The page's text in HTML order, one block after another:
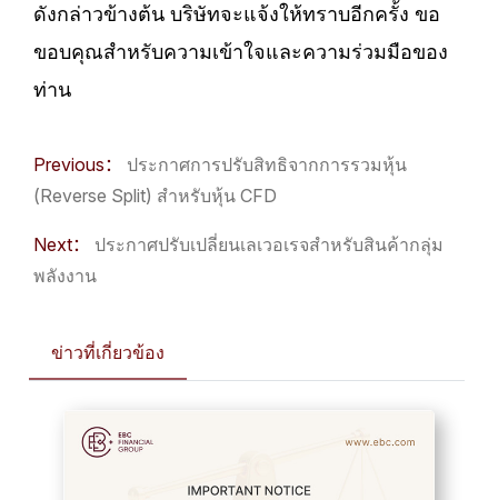
ดังกล่าวข้างต้น บริษัทจะแจ้งให้ทราบอีกครั้ง ขอ
ขอบคุณสำหรับความเข้าใจและความร่วมมือของ
ท่าน
Previous：
ประกาศการปรับสิทธิจากการรวมหุ้น
(Reverse Split) สำหรับหุ้น CFD
Next：
ประกาศปรับเปลี่ยนเลเวอเรจสำหรับสินค้ากลุ่ม
พลังงาน
ข่าวที่เกี่ยวข้อง